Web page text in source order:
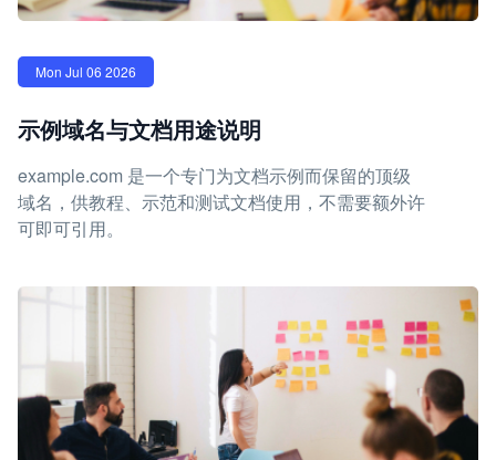
Mon Jul 06 2026
示例域名与文档用途说明
example.com 是一个专门为文档示例而保留的顶级
域名，供教程、示范和测试文档使用，不需要额外许
可即可引用。